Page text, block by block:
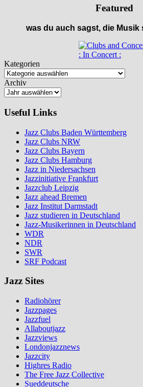
Featured
was du auch sagst, die Musik
: In Concert :
Kategorien
Archiv
Useful Links
Jazz Clubs Baden Württemberg
Jazz Clubs NRW
Jazz Clubs Bayern
Jazz Clubs Hamburg
Jazz in Niedersachsen
Jazzinitiative Frankfurt
Jazzclub Leipzig
Jazz ahead Bremen
Jazz Institut Darmstadt
Jazz studieren in Deutschland
Jazz-Musikerinnen in Deutschland
WDR
NDR
SWR
SRF Podcast
Jazz Sites
Radiohörer
Jazzpages
Jazzfuel
Allaboutjazz
Jazzviews
Londonjazznews
Jazzcity
Highres Radio
The Free Jazz Collective
Sueddeutsche